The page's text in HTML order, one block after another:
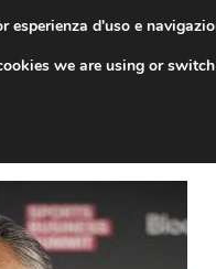
d'uso e
we are using or